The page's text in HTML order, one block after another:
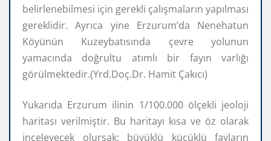
belirlenebilmesi için gerekli çalışmaların yapılması
gereklidir. Ayrıca yine Erzurum’da Nenehatun
Köyünün Kuzeybatısında çevre yolunun
yamacında doğrultu atımlı bir fayın varlığı
görülmektedir.(Yrd.Doç.Dr. Hamit Çakıcı)
Yukarıda Erzurum ilinin 1/100.000 ölçekli jeoloji
haritası verilmiştir. Bu haritayı kısa ve öz olarak
inceleyecek olursak; büyüklü küçüklü fayların